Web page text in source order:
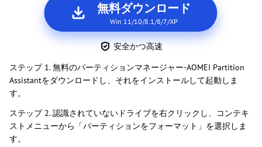
無料ダウンロード
Win 11/10/8.1/8/7/XP
安全かつ高速
ステップ 1. 無料のパーティションマネージャー-AOMEI Partition
Assistantをダウンロードし、それをインストールして起動しま
す。
ステップ 2. 認識されていないドライブを右クリックし、コンテキ
ストメニューから「パーティションをフォーマット」を選択しま
す。